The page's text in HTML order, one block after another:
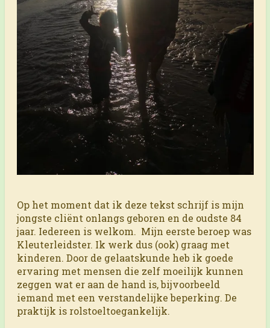
Op het moment dat ik deze tekst schrijf is mijn
jongste cliënt onlangs geboren en de oudste 84
jaar. Iedereen is welkom. Mijn eerste beroep was
Kleuterleidster. Ik werk dus (ook) graag met
kinderen. Door de gelaatskunde heb ik goede
ervaring met mensen die zelf moeilijk kunnen
zeggen wat er aan de hand is, bijvoorbeeld
iemand met een verstandelijke beperking. De
praktijk is rolstoeltoegankelijk.